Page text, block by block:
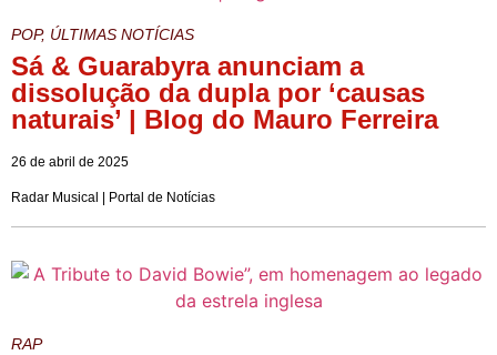
POP, ÚLTIMAS NOTÍCIAS
Sá & Guarabyra anunciam a
dissolução da dupla por ‘causas
naturais’ | Blog do Mauro Ferreira
26 de abril de 2025
Radar Musical | Portal de Notícias
RAP